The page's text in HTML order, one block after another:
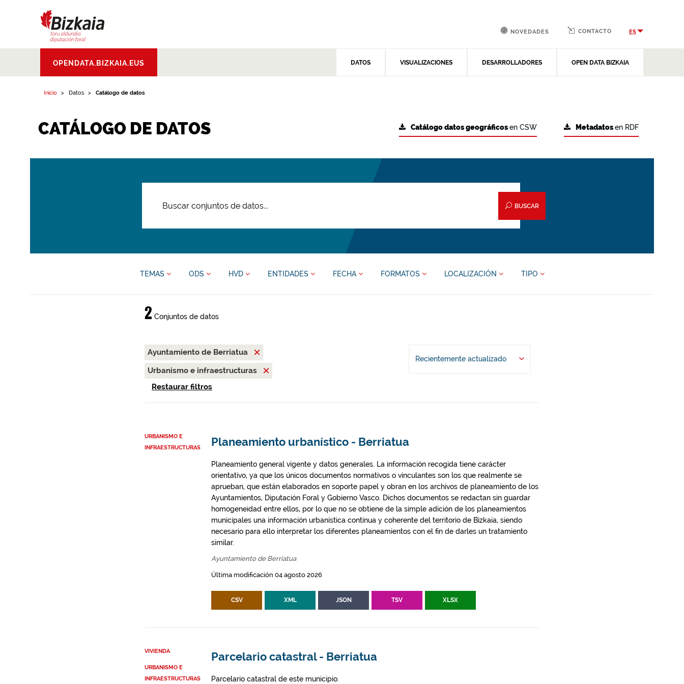
Aldundia.Diputacion
Foral de Bizkaia
OPENDATA.BIZKAIA.EUS DATOS VISUALIZACIONES DESARROLLADORES OPEN DATA BIZKAIA
NOVEDADES CONTACTO ES
Inicio Datos Catálogo de datos
CATÁLOGO DE DATOS Metadatosen RDF
Catálogo datos geográficosen CSW
BUSCAR
TEMAS ODS HVD ENTIDADES FECHA FORMATOS LOCALIZACIÓN TIPO
2 Conjuntos de datos
Ayuntamiento de Berriatua
Urbanismo e infraestructuras
Restaurar filtros
Recientemente actualizado
URBANISMO E
INFRAESTRUCTURAS
Planeamiento urbanístico - Berriatua
Planeamiento general vigente y datos generales. La información recogida tiene carácter
orientativo, ya que los únicos documentos normativos o vinculantes son los que realmente se
aprueban, que están elaborados en soporte papel y obran en los archivos de planeamiento de los
Ayuntamientos, Diputación Foral y Gobierno Vasco. Dichos documentos se redactan sin guardar
homogeneidad entre ellos, por lo que no se obtiene de la simple adición de los planeamientos
municipales una información urbanística continua y coherente del territorio de Bizkaia, siendo
necesario para ello interpretar los diferentes planeamientos con el fin de darles un tratamiento
similar.
Ayuntamiento de Berriatua
Última modificación 04 agosto 2026
CSV XML JSON TSV XLSX
VIVIENDA
URBANISMO E
INFRAESTRUCTURAS
Parcelario catastral - Berriatua
Parcelario catastral de este municipio.